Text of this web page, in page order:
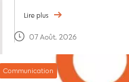
Lire plus
07 Août. 2026
Communication